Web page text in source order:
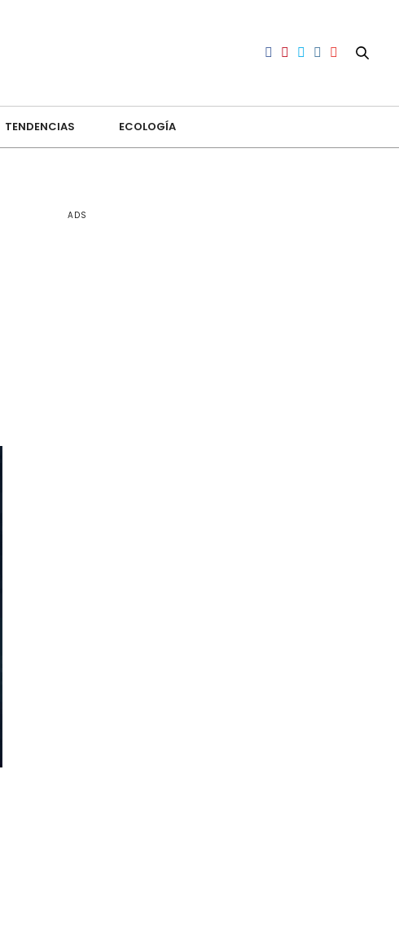
TENDENCIAS ECOLOGÍA
ADS